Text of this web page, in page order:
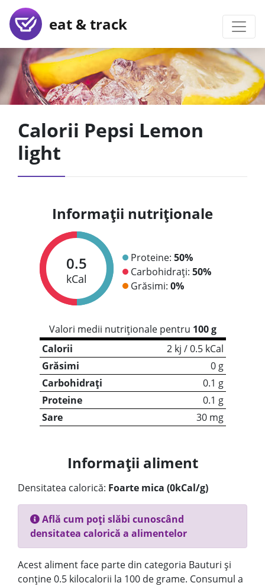
eat & track
Calorii Pepsi Lemon
light
Informații nutriționale
0.5
kCal
Proteine: 50%
Carbohidrați: 50%
Grăsimi: 0%
Valori medii nutriționale pentru 100 g
Calorii
2 kj / 0.5 kCal
Grăsimi
0 g
Carbohidrați
0.1 g
Proteine
0.1 g
Sare
30 mg
Informații aliment
Densitatea calorică: Foarte mica (0kCal/g)
Află cum poți slăbi cunoscând
densitatea calorică a alimentelor
Acest aliment face parte din categoria Bauturi și
conține 0.5 kilocalorii la 100 de grame. Consumul a